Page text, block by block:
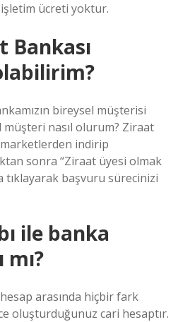
ücreti yoktur.
Bankası
bireysel müşterisi
nasıl olurum? Ziraat
marketlerden indirip
sonra “Ziraat üyesi olmak
başvuru sürecinizi
ile banka
mı?
arasında hiçbir fark
oluşturduğunuz cari hesaptır.